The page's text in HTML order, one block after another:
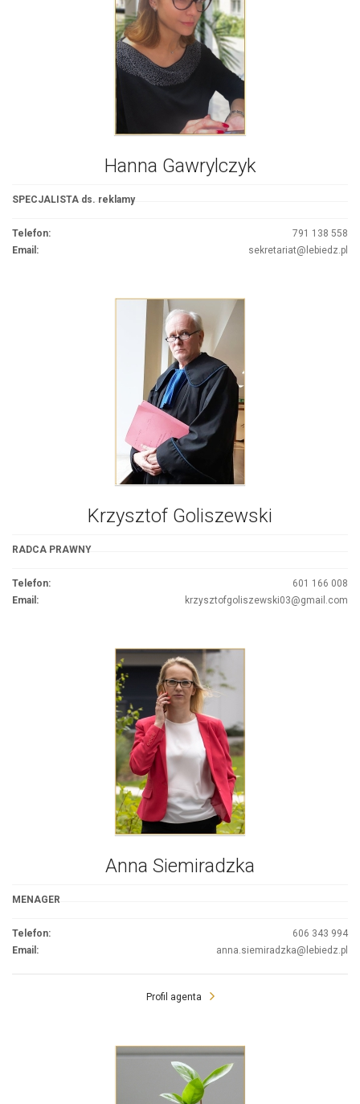
Hanna Gawrylczyk
SPECJALISTA ds. reklamy
Telefon:
791 138 558
Email:
sekretariat@lebiedz.pl
Krzysztof Goliszewski
RADCA PRAWNY
Telefon:
601 166 008
Email:
krzysztofgoliszewski03@gmail.com
Anna Siemiradzka
MENAGER
Telefon:
606 343 994
Email:
anna.siemiradzka@lebiedz.pl
Profil agenta